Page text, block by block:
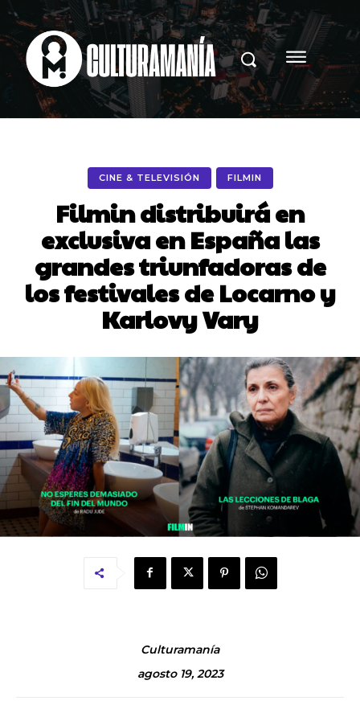
CINE & TELEVISIÓN FILMIN
Filmin distribuirá en
exclusiva en España las
grandes triunfadoras de
los festivales de Locarno y
Karlovy Vary
Culturamanía
agosto 19, 2023